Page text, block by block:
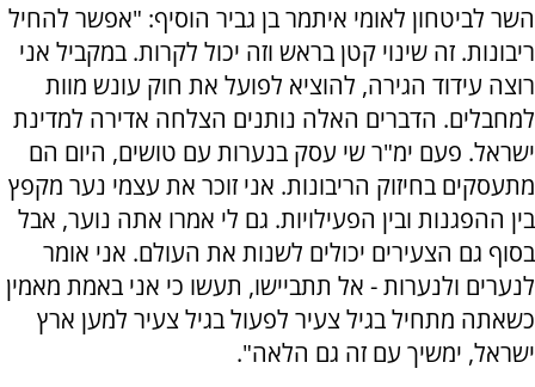
השר לביטחון לאומי איתמר בן גביר הוסיף: "אפשר להחיל
ריבונות. זה שינוי קטן בראש וזה יכול לקרות. במקביל אני
רוצה עידוד הגירה, להוציא לפועל את חוק עונש מוות
למחבלים. הדברים האלה נותנים הצלחה אדירה למדינת
ישראל. פעם ימ"ר שי עסק בנערות עם טושים, היום הם
מתעסקים בחיזוק הריבונות. אני זוכר את עצמי נער מקפץ
בין ההפגנות ובין הפעילויות. גם לי אמרו אתה נוער, אבל
בסוף גם הצעירים יכולים לשנות את העולם. אני אומר
לנערים ולנערות - אל תתביישו, תעשו כי אני באמת מאמין
כשאתה מתחיל בגיל צעיר לפעול בגיל צעיר למען ארץ
ישראל, ימשיך עם זה גם הלאה".